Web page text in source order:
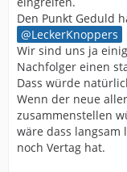
Den Punkt Geduld
LeckerKnoppers
Wir sind uns ja
Nachfolger einen
Dass würde
Wenn der neue
zusammenstellen
wäre dass langsam
noch Vertag hat.